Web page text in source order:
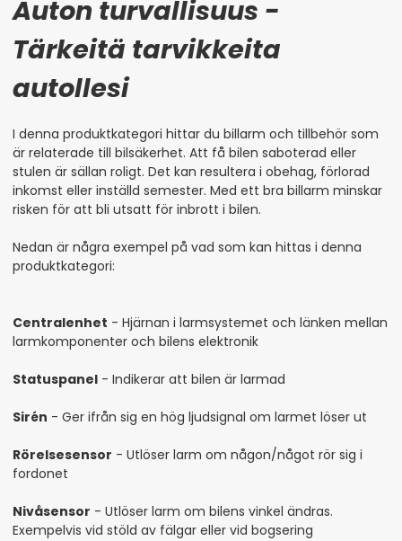
Auton turvallisuus -
Tärkeitä tarvikkeita
autollesi
I denna produktkategori hittar du billarm och tillbehör som
är relaterade till bilsäkerhet. Att få bilen saboterad eller
stulen är sällan roligt. Det kan resultera i obehag, förlorad
inkomst eller inställd semester. Med ett bra billarm minskar
risken för att bli utsatt för inbrott i bilen.
Nedan är några exempel på vad som kan hittas i denna
produktkategori:
Centralenhet - Hjärnan i larmsystemet och länken mellan
larmkomponenter och bilens elektronik
Statuspanel - Indikerar att bilen är larmad
Sirén - Ger ifrån sig en hög ljudsignal om larmet löser ut
Rörelsesensor - Utlöser larm om någon/något rör sig i
fordonet
Nivåsensor - Utlöser larm om bilens vinkel ändras.
Exempelvis vid stöld av fälgar eller vid bogsering